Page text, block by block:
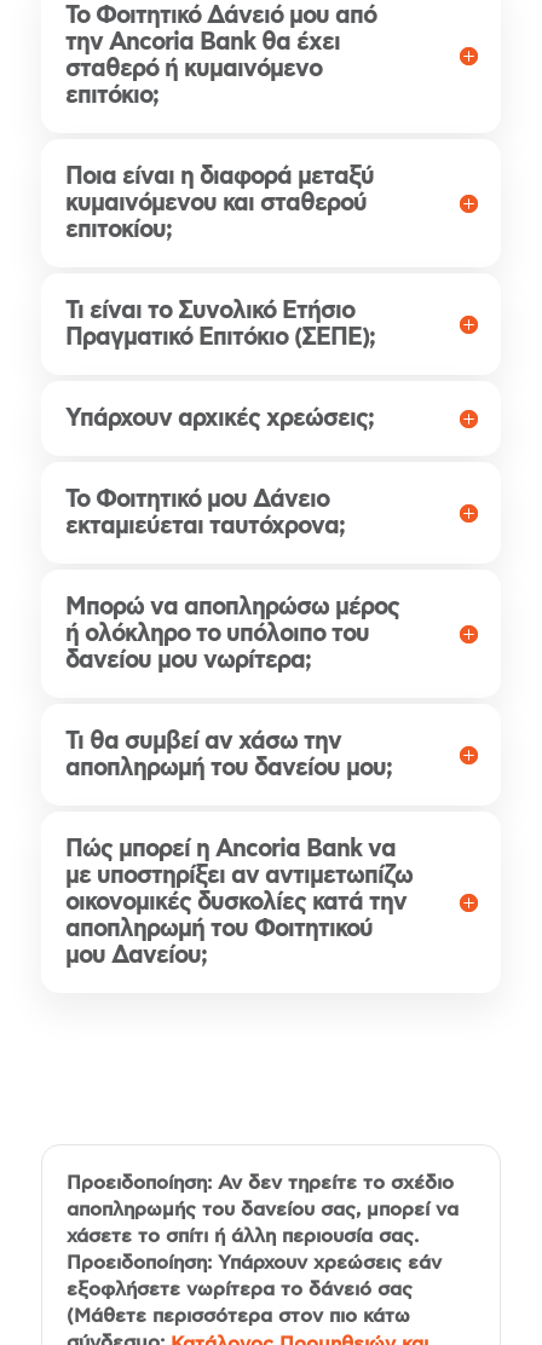
Το Φοιτητικό Δάνειό μου από
την Ancoria Bank θα έχει
σταθερό ή κυμαινόμενο
επιτόκιο;
Ποια είναι η διαφορά μεταξύ
κυμαινόμενου και σταθερού
επιτοκίου;
Τι είναι το Συνολικό Ετήσιο
Πραγματικό Επιτόκιο (ΣΕΠΕ);
Υπάρχουν αρχικές χρεώσεις;
Το Φοιτητικό μου Δάνειο
εκταμιεύεται ταυτόχρονα;
Μπορώ να αποπληρώσω μέρος
ή ολόκληρο το υπόλοιπο του
δανείου μου νωρίτερα;
Τι θα συμβεί αν χάσω την
αποπληρωμή του δανείου μου;
Πώς μπορεί η Ancoria Bank να
με υποστηρίξει αν αντιμετωπίζω
οικονομικές δυσκολίες κατά την
αποπληρωμή του Φοιτητικού
μου Δανείου;
Προειδοποίηση: Αν δεν τηρείτε το σχέδιο
αποπληρωμής του δανείου σας, μπορεί να
χάσετε το σπίτι ή άλλη περιουσία σας.
Προειδοποίηση: Υπάρχουν χρεώσεις εάν
εξοφλήσετε νωρίτερα το δάνειό σας
(Μάθετε περισσότερα στον πιο κάτω